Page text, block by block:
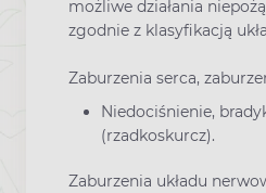
możliwe działania
zgodnie z klasyfikacją
Zaburzenia serca,
Niedociśnienie,
(rzadkoskurcz).
Zaburzenia układu